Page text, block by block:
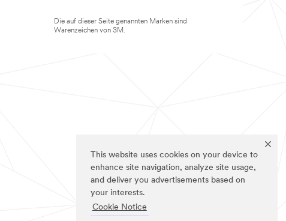
This website uses cookies on your device to
enhance site navigation, analyze site usage,
and deliver you advertisements based on
your interests.
Cookie Notice
Die auf dieser Seite genannten Marken sind
Warenzeichen von 3M.